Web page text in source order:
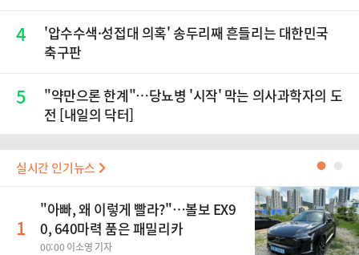
4
'압수수색·성접대 의혹' 송두리째 흔들리는 대한민국
축구판
5
"약만으론 한계"…당뇨병 '시작' 막는 의사과학자의 도
전 [내일의 닥터]
실시간 인기뉴스 ●
1
"아빠, 왜 이렇게 빨라?"…볼보 EX9
0, 640마력 품은 패밀리카
00:00 이소영 기자